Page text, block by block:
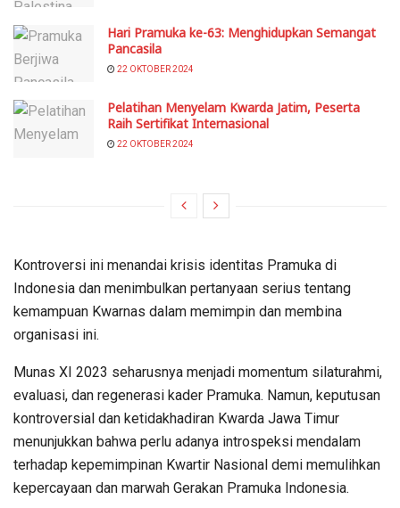
Hari Pramuka ke-63: Menghidupkan Semangat
Pancasila
22 OKTOBER 2024
Pelatihan Menyelam Kwarda Jatim, Peserta
Raih Sertifikat Internasional
22 OKTOBER 2024
Kontroversi ini menandai krisis identitas Pramuka di
Indonesia dan menimbulkan pertanyaan serius tentang
kemampuan Kwarnas dalam memimpin dan membina
organisasi ini.
Munas XI 2023 seharusnya menjadi momentum silaturahmi,
evaluasi, dan regenerasi kader Pramuka. Namun, keputusan
kontroversial dan ketidakhadiran Kwarda Jawa Timur
menunjukkan bahwa perlu adanya introspeksi mendalam
terhadap kepemimpinan Kwartir Nasional demi memulihkan
kepercayaan dan marwah Gerakan Pramuka Indonesia.